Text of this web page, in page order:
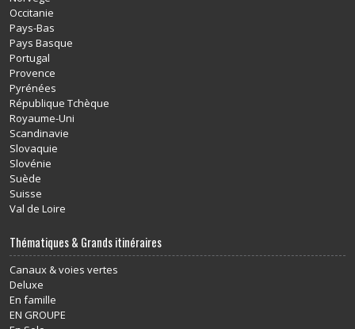
Occitanie
Pays-Bas
Pays Basque
Portugal
Provence
Pyrénées
République Tchèque
Royaume-Uni
Scandinavie
Slovaquie
Slovénie
Suède
Suisse
Val de Loire
Thématiques & Grands itinéraires
Canaux & voies vertes
Deluxe
En famille
EN GROUPE